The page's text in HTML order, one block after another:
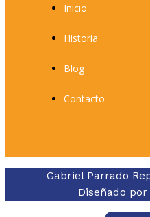
Inicio
Historia
Blog
Contacto
Gabriel Parrado
Diseñado por